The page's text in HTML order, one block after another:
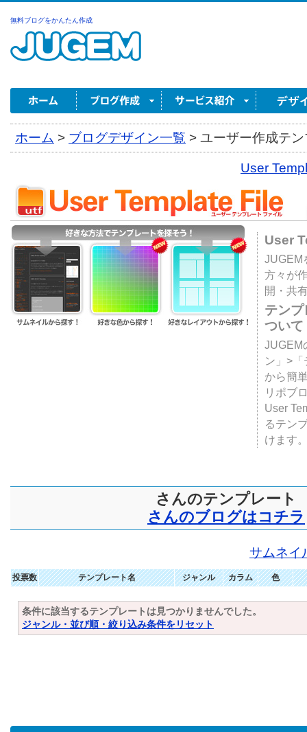
無料ブログをかんたん作成
ホーム > ブログデザイン一覧 > ユーザー作成テ
User
User
JUGEM
方々が
開・共
テン
ついて
JUGEM
ン」>
から簡
リポブ
User
るテン
けます
さんのテンプレート
さんのブログはコチラ
サムネイ
投票数 テンプレート名 ジャンル カラム 色
条件に該当するテンプレートは見つかりませんでした。
ジャンル・並び順・絞り込み条件をリセット